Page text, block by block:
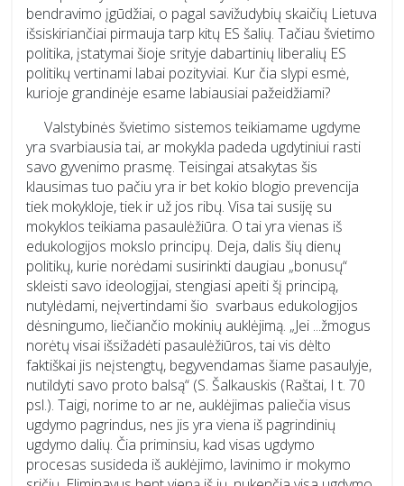
bendravimo įgūdžiai, o pagal savižudybių skaičių Lietuva
išsiskiriančiai pirmauja tarp kitų ES šalių. Tačiau švietimo
politika, įstatymai šioje srityje dabartinių liberalių ES
politikų vertinami labai pozityviai. Kur čia slypi esmė,
kurioje grandinėje esame labiausiai pažeidžiami?
Valstybinės švietimo sistemos teikiamame ugdyme
yra svarbiausia tai, ar mokykla padeda ugdytiniui rasti
savo gyvenimo prasmę. Teisingai atsakytas šis
klausimas tuo pačiu yra ir bet kokio blogio prevencija
tiek mokykloje, tiek ir už jos ribų. Visa tai susiję su
mokyklos teikiama pasaulėžiūra. O tai yra vienas iš
edukologijos mokslo principų. Deja, dalis šių dienų
politikų, kurie norėdami susirinkti daugiau „bonusų“
skleisti savo ideologijai, stengiasi apeiti šį principą,
nutylėdami, neįvertindami šio svarbaus edukologijos
dėsningumo, liečiančio mokinių auklėjimą. „Jei ...žmogus
norėtų visai išsižadėti pasaulėžiūros, tai vis dėlto
faktiškai jis neįstengtų, begyvendamas šiame pasaulyje,
nutildyti savo proto balsą“ (S. Šalkauskis (Raštai, I t. 70
psl.). Taigi, norime to ar ne, auklėjimas paliečia visus
ugdymo pagrindus, nes jis yra viena iš pagrindinių
ugdymo dalių. Čia priminsiu, kad visas ugdymo
procesas susideda iš auklėjimo, lavinimo ir mokymo